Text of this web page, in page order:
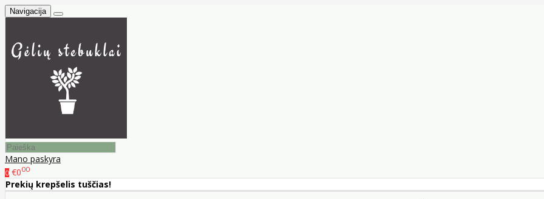
Navigacija
Mano paskyra
0 €000
Prekių krepšelis tuščias!